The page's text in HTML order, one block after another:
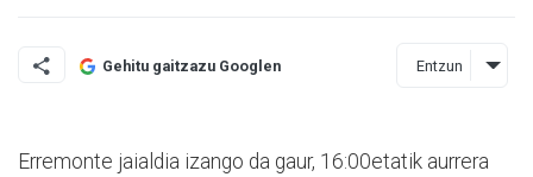
Gehitu gaitzazu Googlen Entzun
Erremonte jaialdia izango da gaur, 16:00etatik aurrera